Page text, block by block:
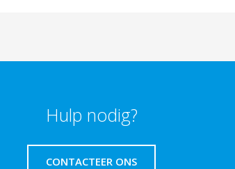
Hulp nodig?
CONTACTEER ONS